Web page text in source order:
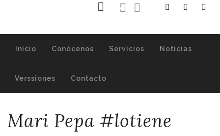
0
Inicio Conócenos Servicios Noticias
Verssiones Contacto
Mari Pepa #lotiene